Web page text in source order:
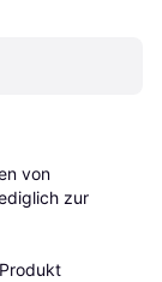
von
zur